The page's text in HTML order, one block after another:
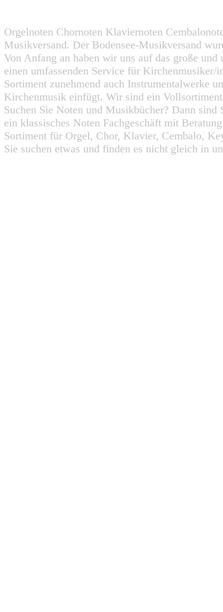
Orgelnoten Chornoten Klaviernoten
Musikversand. Der Bodensee-Musikversand
Von Anfang an haben wir uns auf das große
einen umfassenden Service für
Sortiment zunehmend auch Instrumentalwerke
Kirchenmusik einfügt. Wir sind ein
Suchen Sie Noten und Musikbücher? Dann
ein klassisches Noten Fachgeschäft mit
Sortiment für Orgel, Chor, Klavier, Cembalo,
Sie suchen etwas und finden es nicht gleich in